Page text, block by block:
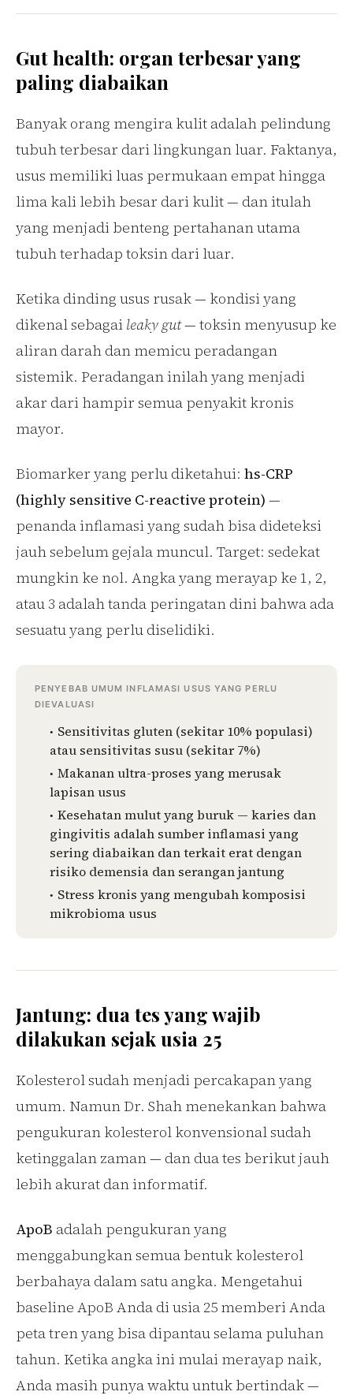
Gut health: organ terbesar yang
paling diabaikan
Banyak orang mengira kulit adalah pelindung
tubuh terbesar dari lingkungan luar. Faktanya,
usus memiliki luas permukaan empat hingga
lima kali lebih besar dari kulit — dan itulah
yang menjadi benteng pertahanan utama
tubuh terhadap toksin dari luar.
Ketika dinding usus rusak — kondisi yang
dikenal sebagai leaky gut— toksin menyusup ke
aliran darah dan memicu peradangan
sistemik. Peradangan inilah yang menjadi
akar dari hampir semua penyakit kronis
mayor.
Biomarker yang perlu diketahui: hs-CRP
(highly sensitive C-reactive protein) —
penanda inflamasi yang sudah bisa dideteksi
jauh sebelum gejala muncul. Target: sedekat
mungkin ke nol. Angka yang merayap ke 1, 2,
atau 3 adalah tanda peringatan dini bahwa ada
sesuatu yang perlu diselidiki.
PENYEBAB UMUM INFLAMASI USUS YANG PERLU
DIEVALUASI
Sensitivitas gluten (sekitar 10% populasi)
atau sensitivitas susu (sekitar 7%)
Makanan ultra-proses yang merusak
lapisan usus
Kesehatan mulut yang buruk — karies dan
gingivitis adalah sumber inflamasi yang
sering diabaikan dan terkait erat dengan
risiko demensia dan serangan jantung
Stress kronis yang mengubah komposisi
mikrobioma usus
Jantung: dua tes yang wajib
dilakukan sejak usia 25
Kolesterol sudah menjadi percakapan yang
umum. Namun Dr. Shah menekankan bahwa
pengukuran kolesterol konvensional sudah
ketinggalan zaman — dan dua tes berikut jauh
lebih akurat dan informatif.
ApoB adalah pengukuran yang
menggabungkan semua bentuk kolesterol
berbahaya dalam satu angka. Mengetahui
baseline ApoB Anda di usia 25 memberi Anda
peta tren yang bisa dipantau selama puluhan
tahun. Ketika angka ini mulai merayap naik,
Anda masih punya waktu untuk bertindak —